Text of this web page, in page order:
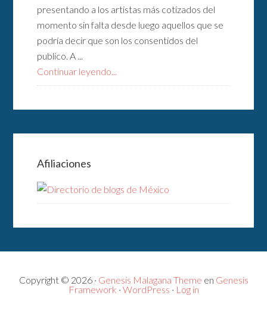
presentando a los artistas más cotizados del
momento sin falta desde luego aquellos que se
podría decir que son los consentidos del
publico. A ...
Continuar leyendo...
Afiliaciones
Copyright © 2026 · Genesis Malagana Theme en Genesis
Framework · WordPress · Log in